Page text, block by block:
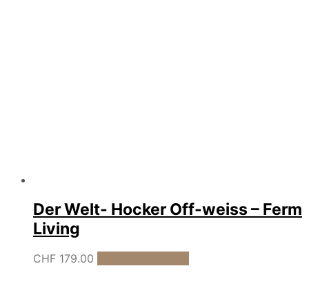
Der Welt- Hocker Off-weiss – Ferm
Living
CHF 179.00